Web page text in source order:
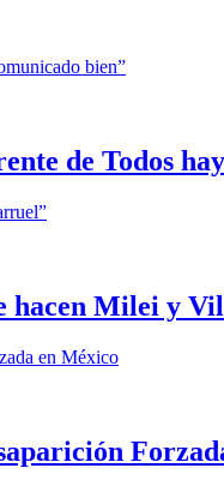
de Todos
hacen Milei y